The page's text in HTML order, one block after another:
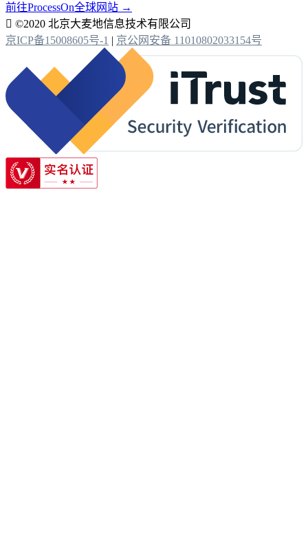
前往ProcessOn全球网站 →
 ©2020 北京大麦地信息技术有限公司
京ICP备15008605号-1 | 京公网安备 11010802033154号